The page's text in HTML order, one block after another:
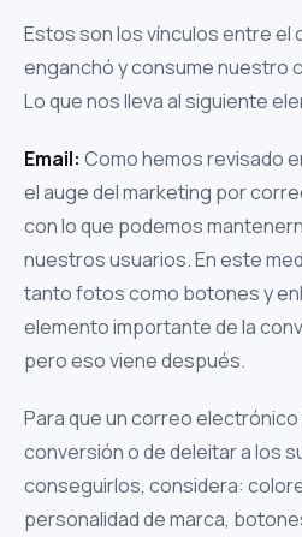
Estos son los vínculos entre el
enganchó y consume nuestro
Lo que nos lleva al siguiente
Email: Como hemos revisado
el auge del marketing por
con lo que podemos
nuestros usuarios. En este
tanto fotos como botones y
elemento importante de la
pero eso viene después.
Para que un correo
conversión o de deleitar a los
conseguirlos, considera:
personalidad de marca,